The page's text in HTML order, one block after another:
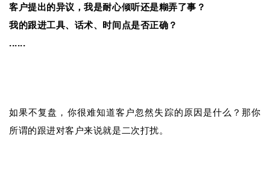
客户提出的异议，我是耐心倾听还是糊弄了事？
我的跟进工具、话术、时间点是否正确？
......
如果不复盘，你很难知道客户忽然失踪的原因是什么？那你
所谓的跟进对客户来说就是二次打扰。